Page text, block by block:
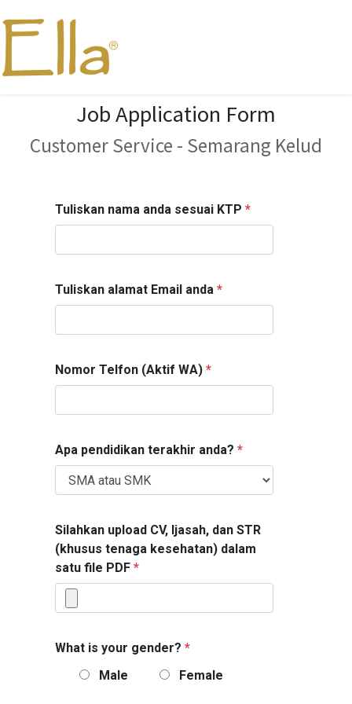
Job Application Form
Customer Service - Semarang Kelud
Tuliskan nama anda sesuai KTP *
Tuliskan alamat Email anda *
Nomor Telfon (Aktif WA) *
Apa pendidikan terakhir anda? *
Silahkan upload CV, Ijasah, dan STR
(khusus tenaga kesehatan) dalam
satu file PDF *
What is your gender? *
Male
Female